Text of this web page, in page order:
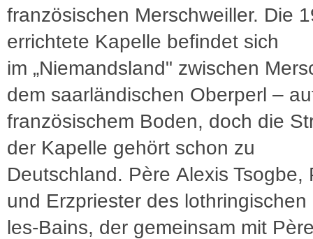
französischen Merschweiller. Die
errichtete Kapelle befindet sich
im „Niemandsland" zwischen
dem saarländischen Oberperl –
französischem Boden, doch die
der Kapelle gehört schon zu
Deutschland. Père Alexis Tsogbe,
und Erzpriester des lothringischen
les-Bains, der gemeinsam mit